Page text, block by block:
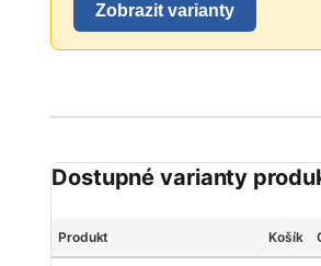
Zobrazit varianty
Dostupné varianty
Produkt Košík